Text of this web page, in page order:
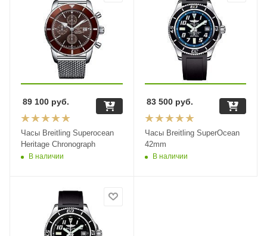
Часы Breitling Superocean
Heritage Chronograph
В наличии
89 100 руб.
Часы Breitling SuperOcean
42mm
В наличии
83 500руб.